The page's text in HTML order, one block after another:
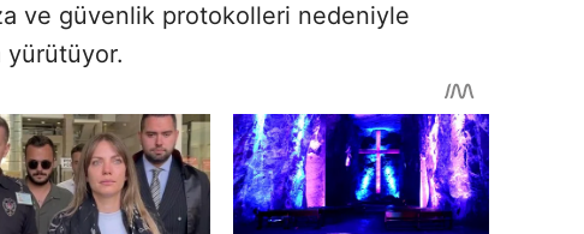
ve güvenlik protokolleri nedeniyle
yürütüyor.